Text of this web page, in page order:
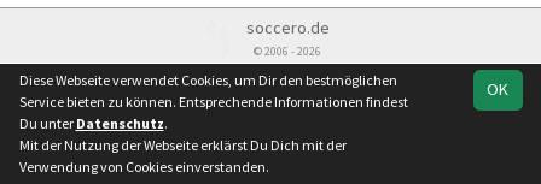
soccero.de
© 2006 - 2026
Besucherstatistik Kontakt Impressum Geburtstage
Facebook
Datenschutz
Instagram
OK
Diese Webseite verwendet Cookies, um Dir den bestmöglichen
Service bieten zu können. Entsprechende Informationen findest
Du unter Datenschutz.
Mit der Nutzung der Webseite erklärst Du Dich mit der
Verwendung von Cookies einverstanden.